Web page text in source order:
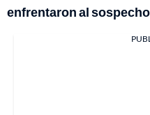
enfrentaron al